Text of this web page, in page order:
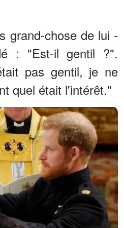
grand-chose de lui -
: "Est-il gentil ?".
pas gentil, je ne
quel était l'intérêt."